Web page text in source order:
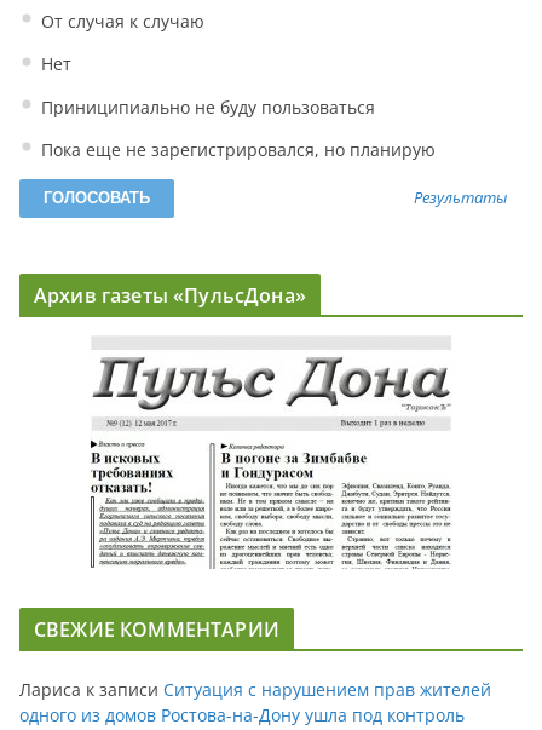
От случая к случаю
Нет
Приниципиально не буду пользоваться
Пока еще не зарегистрировался, но планирую
Результаты
Архив газеты «ПульсДона»
СВЕЖИЕ КОММЕНТАРИИ
Лариса к записи Ситуация с нарушением прав жителей
одного из домов Ростова-на-Дону ушла под контроль